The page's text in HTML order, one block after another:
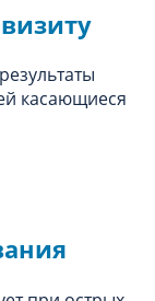
касающиеся